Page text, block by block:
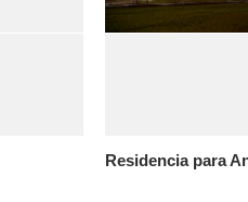
Residencia para